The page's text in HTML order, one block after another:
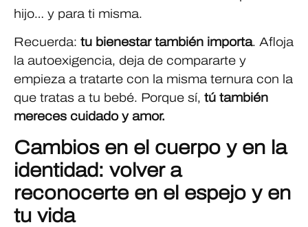
hijo… y para ti misma.
Recuerda: tu bienestar también importa. Afloja
la autoexigencia, deja de compararte y
empieza a tratarte con la misma ternura con la
que tratas a tu bebé. Porque sí, tú también
mereces cuidado y amor.
Cambios en el cuerpo y en la
identidad: volver a
reconocerte en el espejo y en
tu vida